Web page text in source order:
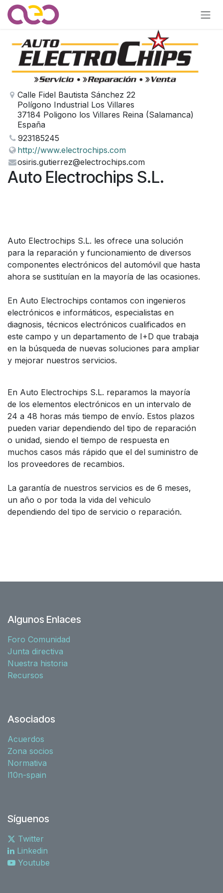
Ir al contenido
Calle Fidel Bautista Sánchez 22
Polígono Industrial Los Villares
37184 Poligono los Villares Reina (Salamanca)
España
923185245
http://www.electrochips.com
osiris.gutierrez@electrochips.com
Auto Electrochips S.L.
Auto Electrochips S.L. les ofrece una solución
para la reparación y funcionamiento de diversos
componentes electrónicos del automóvil que hasta
ahora se sustituían en la mayoría de las ocasiones.
En Auto Electrochips contamos con ingenieros
electrónicos e informáticos, especialistas en
diagnosis, técnicos electrónicos cualificados en
este campo y un departamento de I+D que trabaja
en la búsqueda de nuevas soluciones para ampliar
y mejorar nuestros servicios.
En Auto Electrochips S.L. reparamos la mayoría
de los elementos electrónicos en un intervalo de
24 a 48 horas más tiempo de envío. Estos plazos
pueden variar dependiendo del tipo de reparación
o unidad, siendo el tiempo de respuesta en
muchos casos más rápido que el del suministro de
los proveedores de recambios.
La garantía de nuestros servicios es de 6 meses,
un año o por toda la vida del vehiculo
dependiendo del tipo de servicio o reparación.
Algunos Enlaces
Foro Comunidad
Junta directiva
Nuestra historia
Recursos
Asociados
Acuerdos
Zona socios
Normativa
l10n-spain
Síguenos
Twitter
Linkedin
Youtube